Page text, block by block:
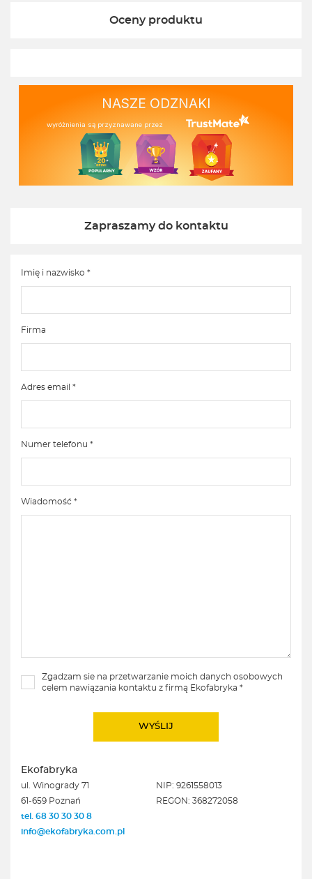
Oceny produktu
NASZE ODZNAKI
wyróżnienia są przyznawane przez
Zapraszamy do kontaktu
Imię i nazwisko *
Firma
Adres email *
Numer telefonu *
Wiadomość *
Zgadzam sie na przetwarzanie moich danych osobowych
celem nawiązania kontaktu z firmą Ekofabryka *
Ekofabryka
ul. Winogrady 71
61-659 Poznań
tel. 68 30 30 30 8
info@ekofabryka.com.pl
NIP: 9261558013
REGON: 368272058